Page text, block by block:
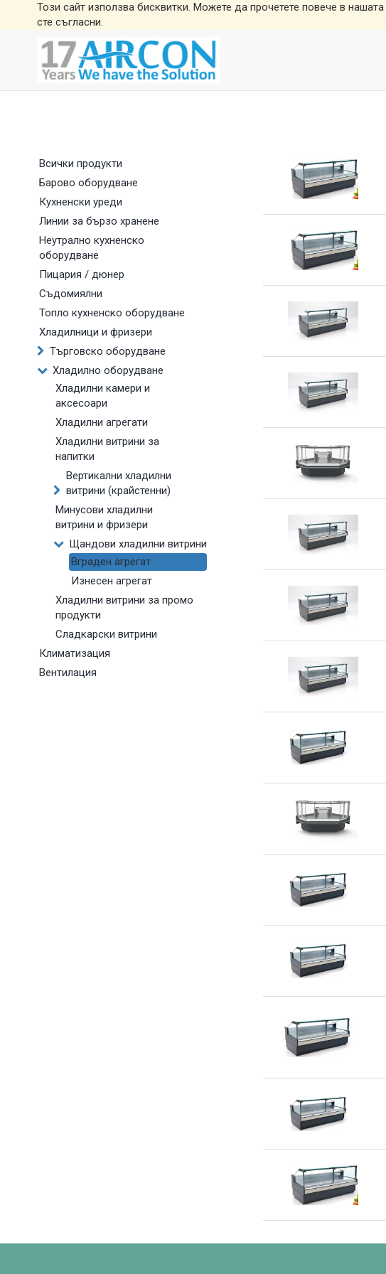
Този сайт използва бисквитки. Можете да прочетете повече в нашата
сте съгласни.
Всички продукти
Барово оборудване
Кухненски уреди
Линии за бързо хранене
Неутрално кухненско
оборудване
Пицария / дюнер
Съдомиялни
Топло кухненско оборудване
Хладилници и фризери
Търговско оборудване
Хладилно оборудване
Хладилни камери и
аксесоари
Хладилни агрегати
Хладилни витрини за
напитки
Вертикални хладилни
витрини (крайстенни)
Минусови хладилни
витрини и фризери
Щандови хладилни витрини
Вграден агрегат
Изнесен агрегат
Хладилни витрини за промо
продукти
Сладкарски витрини
Климатизация
Вентилация